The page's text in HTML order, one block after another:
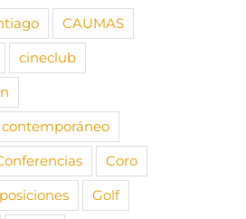
CAUMAS
cineclub
Coro
Golf